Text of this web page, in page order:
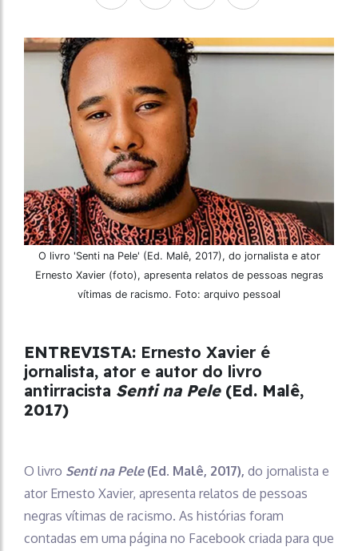
O livro 'Senti na Pele' (Ed. Malê, 2017), do jornalista e ator
Ernesto Xavier (foto), apresenta relatos de pessoas negras
vítimas de racismo. Foto: arquivo pessoal
ENTREVISTA: Ernesto Xavier é
jornalista, ator e autor do livro
antirracista Senti na Pele (Ed. Malê,
2017)
O livro Senti na Pele (Ed. Malê, 2017), do jornalista e
ator Ernesto Xavier, apresenta relatos de pessoas
negras vítimas de racismo. As histórias foram
contadas em uma página no Facebook criada para que